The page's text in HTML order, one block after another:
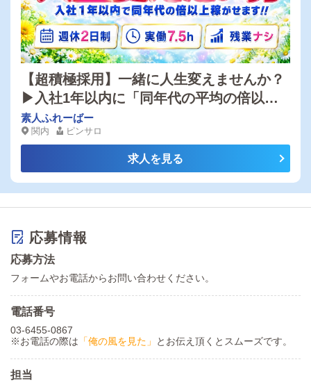
【超積極採用】一緒に人生変えませんか？
▶入社1年以内に「同年代の平均の倍以上
稼ぐ」ことが可能です！残業なし・日払い
可能・福利厚生充実！
素人ふれーばー
関内 ピンサロ
求人を見る
応募情報
応募方法
フォームやお電話からお問い合わせください。
電話番号
03-6455-0867
※お電話の際は 「俺の風を見た」 とお伝え頂くとスムーズです。
担当